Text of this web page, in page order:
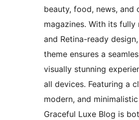
beauty, food, news, and
magazines. With its fully
and Retina-ready
theme ensures a
visually stunning
all devices. Featuring a
modern, and
Graceful Luxe Blog is